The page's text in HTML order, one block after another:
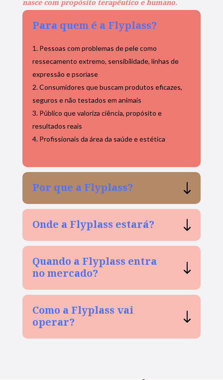
nasce com propósito terapêutico e humano.
Para quem é a Flyplass?
Pessoas com problemas de pele como
ressecamento extremo, sensibilidade, linhas de
expressão e psoríase
Consumidores que buscam produtos eficazes,
seguros e não testados em animais
Público que valoriza ciência, propósito e
resultados reais
Profissionais da área da saúde e estética
Por que a Flyplass?
Onde a Flyplass estará?
Quando a Flyplass entra
no mercado?
Como a Flyplass vai
operar?